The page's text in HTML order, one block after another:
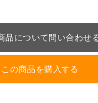
品について問い合わせ
この商品を購入する